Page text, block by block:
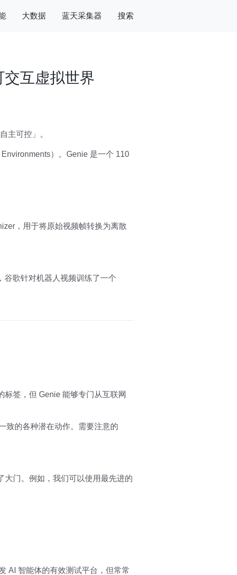
大数据 蓝天采集器 搜索
互虚拟世界
主可控」。
）。Genie 是一个 110
，用于将原始视频帧转换为离散
谷歌针对机器人视频训练了一个
签，但 Genie 能够专门从互联网
致的各种潜在动作。需要注意的
大门。例如，我们可以使用最先进的
AI 智能体的有效测试平台，但常常